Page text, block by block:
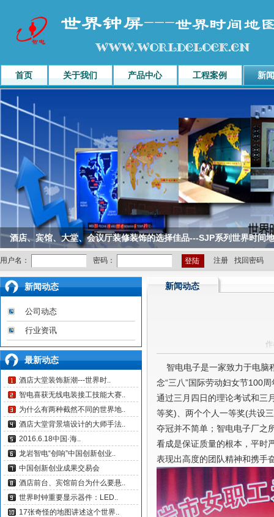
首页 关于我们 产品中心 工程案例 新
酒店、宾馆、大堂、会议厅装修装饰的选择佳品---SJP系列世界时间
用户名： 密码： 注册 找回密码
新闻动态
公司动态
行业资讯
最新动态
酒店大堂装饰新潮---世界时..
智电喜获无线电装接工技能大赛..
为什么有两种截然不同的世界地..
酒店大堂背景墙设计的大师手法..
2016.6.18中国·海..
龙岩智电“创响”中国创新创业..
中国创新创业成果交易会
酒店前台、宾馆前台为什么要悬..
世界时钟重要显示器件：LED..
17张奇怪的地图讲述这个世界..
新闻动态
智电电子是一家致力于电脑
念“三八”国际劳动妇女节100
通过三月四日的理论考试和三
等奖)、两个个人一等奖(共设
夺冠并不简单；智电电子厂之
看成是保证质量的根本，平时
表现出高度的团队精神和携手